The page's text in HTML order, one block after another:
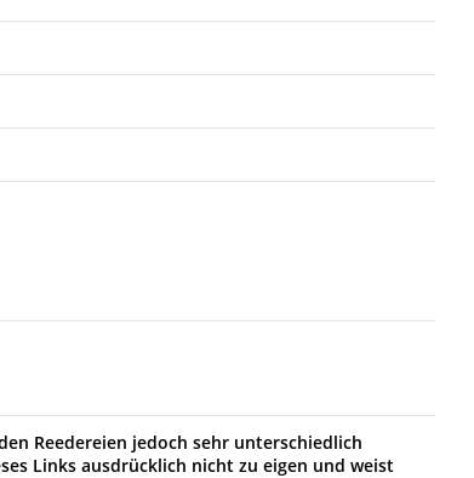
Reedereien jedoch sehr unterschiedlich
Links ausdrücklich nicht zu eigen und weist